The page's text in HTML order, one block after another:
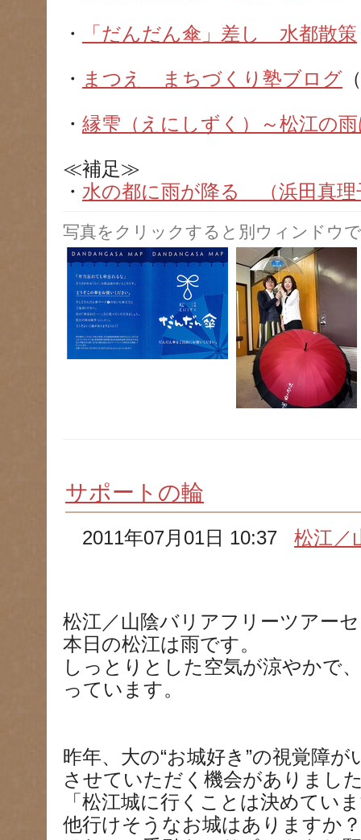
・ 「だんだん傘」差し 水都散策
・ まつえ まちづくり塾ブログ
・ 縁雫（えにしずく）～松江の
≪補足≫
・ 水の都に雨が降る （浜田真理
写真をクリックすると別ウィンドウ
サポートの輪
2011年07月01日 10:37松江／
松江／山陰バリアフリーツアー
本日の松江は雨です。
しっとりとした空気が涼やかで
っています。
昨年、大の“お城好き”の視覚障
させていただく機会がありまし
「松江城に行くことは決めてい
他行けそうなお城はありますか？